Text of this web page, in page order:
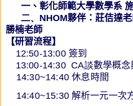
一、彰化師範大學數學系
二、NHOM夥伴： 莊佶達
勝楠老師
【研習流程】
12:50-13:00 簽到
13:00-14:30 CA談數學概念
14:30~14:40休息時間
14:40~15:30解析一元一次